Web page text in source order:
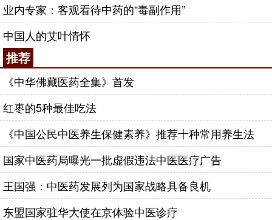
业内专家：客观看待中药的“毒副作用”
中国人的艾叶情怀
推荐
《中华佛藏医药全集》首发
红枣的5种最佳吃法
《中国公民中医养生保健素养》推荐十种常用养生法
国家中医药局曝光一批虚假违法中医医疗广告
王国强：中医药发展列为国家战略具备良机
东盟国家驻华大使在京体验中医诊疗